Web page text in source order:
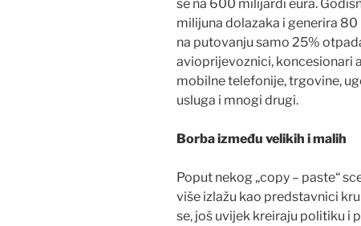
se na 600 milijardi eura.
milijuna dolazaka i generira
na putovanju samo 25%
avioprijevoznici, koncesionari
mobilne telefonije, trgovine,
usluga i mnogi drugi.
Borba između velikih i malih
Poput nekog „copy – paste“
više izlažu kao predstavnici
se, još uvijek kreiraju politiku i